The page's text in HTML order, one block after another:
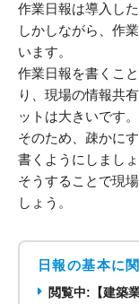
作業日報は導入し
しかしながら、作
います。
作業日報を書くこ
り、現場の情報共
ットは大きいです。
そのため、疎かに
書くようにしましょ
そうすることで現
しょう。
日報の基本に
閲覧中:【建築